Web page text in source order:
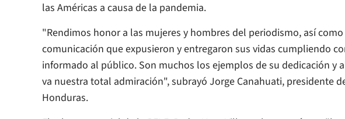
las Américas a causa de la pandemia.
"Rendimos honor a las mujeres y hombres del periodismo, así
comunicación que expusieron y entregaron sus vidas cumpliendo
informado al público. Son muchos los ejemplos de su dedicación y
va nuestra total admiración", subrayó Jorge Canahuati, presidente
Honduras.